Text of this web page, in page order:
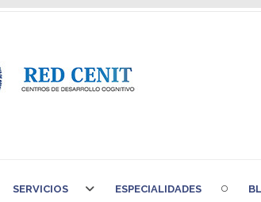
SERVICIOS ESPECIALIDADES